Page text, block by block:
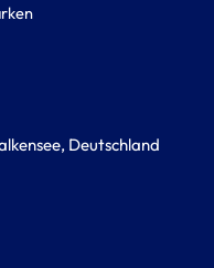
Deutschland